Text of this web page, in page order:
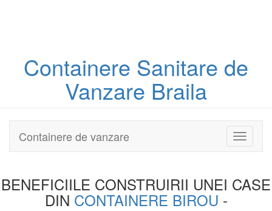
Containere Sanitare de
Vanzare Braila
Toggle
Containere de vanzare
BENEFICIILE CONSTRUIRII UNEI CASE
DIN CONTAINERE BIROU -